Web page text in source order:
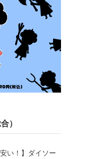
）
安い！】ダイソー